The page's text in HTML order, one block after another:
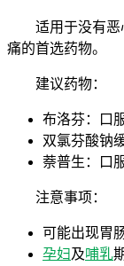
适用于没有
痛的首选药物。
建议药物：
布洛芬：口
双氯芬酸钠
萘普生：口
注意事项：
可能出现胃
孕妇及哺乳